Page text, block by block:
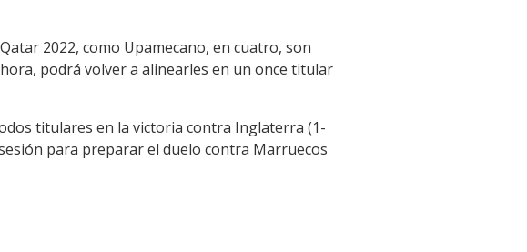
2022, como Upamecano, en cuatro, son
podrá volver a alinearles en un once titular
titulares en la victoria contra Inglaterra (1-
para preparar el duelo contra Marruecos